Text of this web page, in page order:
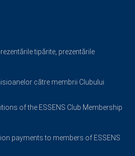
tipărite, prezentările
către membrii Clubului
of the ESSENS Club Membership
payments to members of ESSENS